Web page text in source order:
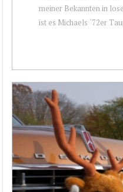
meiner Bekannten in
ist es Michaels `72er